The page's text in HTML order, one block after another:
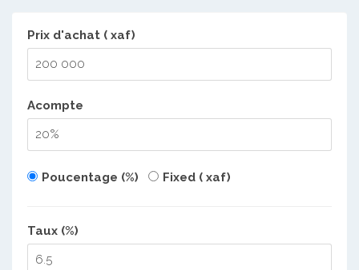
Prix d'achat ( xaf)
Acompte
Poucentage (%) Fixed ( xaf)
Taux (%)